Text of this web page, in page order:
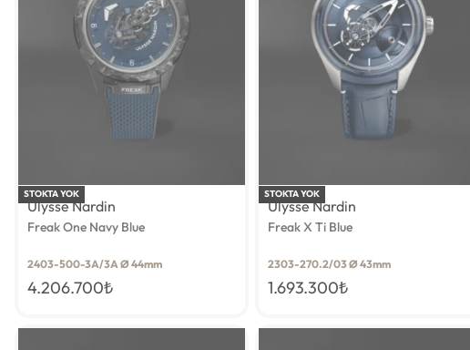
STOKTA YOK
Ulysse Nardin
Freak One Navy Blue
2403-500-3A/3A Ø 44mm
4.206.700₺
STOKTA YOK
Ulysse Nardin
Freak X Ti Blue
2303-270.2/03 Ø 43mm
1.693.300₺